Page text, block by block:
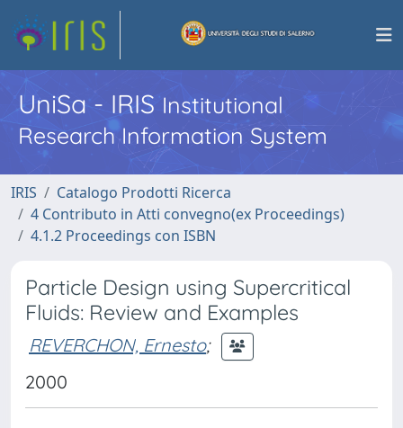
UniSa - IRISInstitutional
Research Information System
IRIS
Catalogo Prodotti Ricerca
4 Contributo in Atti convegno(ex Proceedings)
4.1.2 Proceedings con ISBN
Particle Design using Supercritical
Fluids: Review and Examples
REVERCHON, Ernesto;
2000